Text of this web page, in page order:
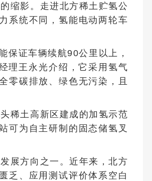
缩影。走进北方稀土贮氢公
系统不同，氢能电动两轮车
保证车辆续航90公里以上，
理王永光介绍，它采用氢气
零碳排放、绿色无污染，且
稀土高新区建成的加氢示范
可为自主研制的固态储氢叉
展方向之一。近年来，北方
乏、应用测试评价体系空白